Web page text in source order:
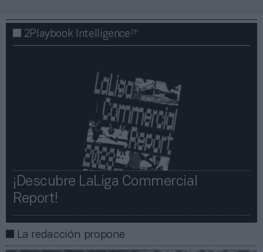
2Playbook Intelligence2P
¡Descubre LaLiga Commercial
Report!​​
La redacción propone